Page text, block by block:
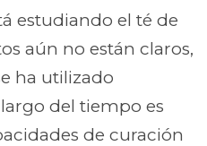
estudiando el té de
aún no están claros,
ha utilizado
del tiempo es
de curación